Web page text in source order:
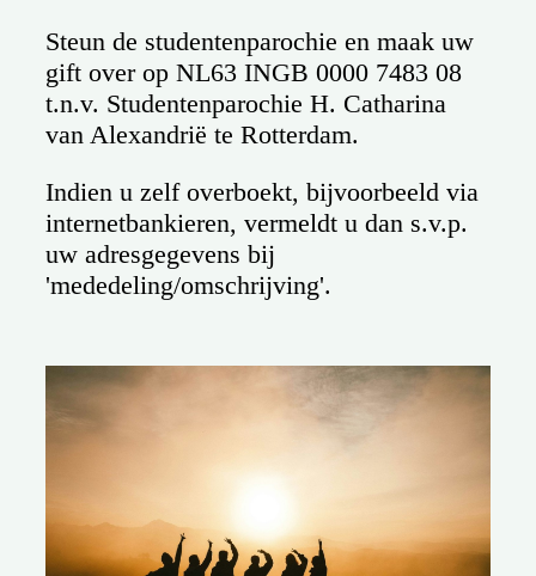
Steun de studentenparochie en maak uw
gift over op NL63 INGB 0000 7483 08
t.n.v. Studentenparochie H. Catharina
van Alexandrië te Rotterdam.
Indien u zelf overboekt, bijvoorbeeld via
internetbankieren, vermeldt u dan s.v.p.
uw adresgegevens bij
'mededeling/omschrijving'.